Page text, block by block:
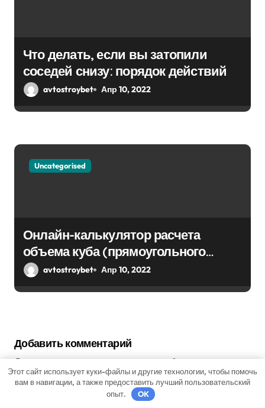
Что делать, если вы затопили
соседей снизу: порядок действий
avtostroybet Апр 10, 2022
Uncategorised
Онлайн-калькулятор расчета
объема куба (прямоугольного
парралепипеда)
avtostroybet Апр 10, 2022
Добавить комментарий
Для отправки комментария вам необходимо
авторизоваться
Этот сайт использует куки-файлы и другие технологии, чтобы помочь
вам в навигации, а также предоставить лучший пользовательский
опыт.
OK